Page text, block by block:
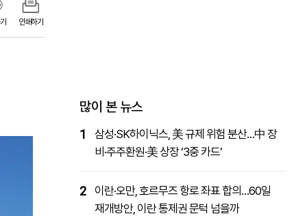
인쇄하기
많이 본 뉴스
1
삼성·SK하이닉스, 美 규제 위험 분산…中 장
비·주주환원·美 상장 ‘3중 카드’
2
이란·오만, 호르무즈 항로 좌표 합의…60일
재개방안, 이란 통제권 문턱 넘을까